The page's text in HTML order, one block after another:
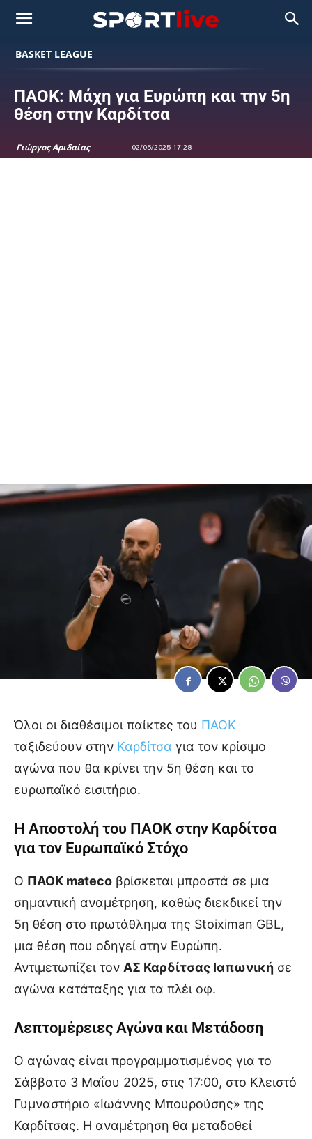
BASKET LEAGUE
ΠΑΟΚ: Μάχη για Ευρώπη και την 5η
θέση στην Καρδίτσα
Γιώργος Αριδαίας 02/05/2025 17:28
Όλοι οι διαθέσιμοι παίκτες του ΠΑΟΚ
ταξιδεύουν στην Καρδίτσα για τον κρίσιμο
αγώνα που θα κρίνει την 5η θέση και το
ευρωπαϊκό εισιτήριο.
Η Αποστολή του ΠΑΟΚ στην Καρδίτσα
για τον Ευρωπαϊκό Στόχο
Ο ΠΑΟΚ mateco βρίσκεται μπροστά σε μια
σημαντική αναμέτρηση, καθώς διεκδικεί την
5η θέση στο πρωτάθλημα της Stoiximan GBL,
μια θέση που οδηγεί στην Ευρώπη.
Αντιμετωπίζει τον ΑΣ Καρδίτσας Ιαπωνική σε
αγώνα κατάταξης για τα πλέι οφ.
Λεπτομέρειες Αγώνα και Μετάδοση
Ο αγώνας είναι προγραμματισμένος για το
Σάββατο 3 Μαΐου 2025, στις 17:00, στο Κλειστό
Γυμναστήριο «Ιωάννης Μπουρούσης» της
Καρδίτσας. Η αναμέτρηση θα μεταδοθεί